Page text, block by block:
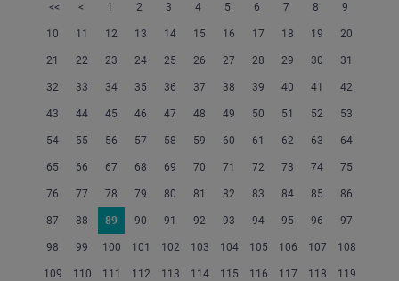
<< < 1 2 3 4 5 6 7 8 9
10 11 12 13 14 15 16 17 18 19 20
21 22 23 24 25 26 27 28 29 30 31
32 33 34 35 36 37 38 39 40 41 42
43 44 45 46 47 48 49 50 51 52 53
54 55 56 57 58 59 60 61 62 63 64
65 66 67 68 69 70 71 72 73 74 75
76 77 78 79 80 81 82 83 84 85 86
87 88 89 90 91 92 93 94 95 96 97
98 99 100 101 102 103 104 105 106 107 108
109 110 111 112 113 114 115 116 117 118 119